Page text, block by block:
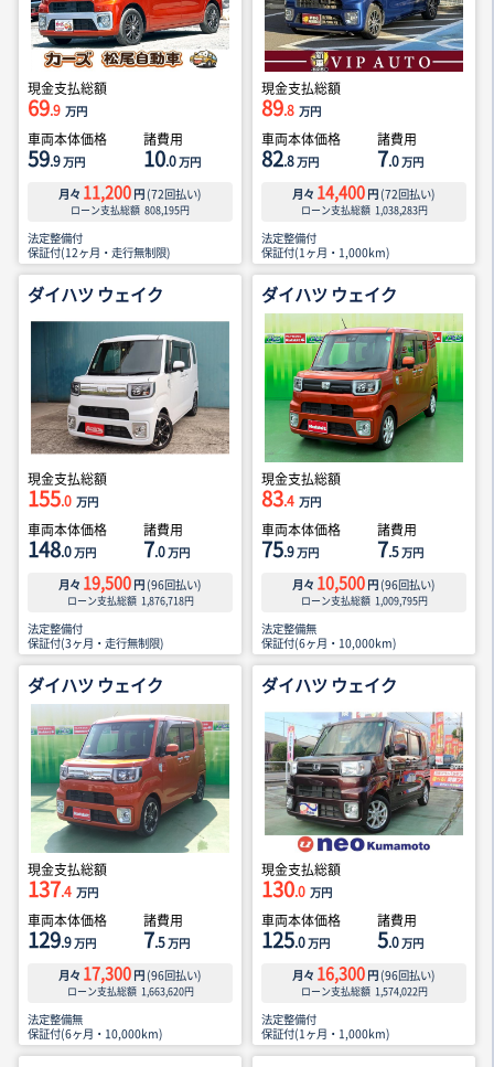
現金支払総額
69.9 万円
車両本体価格
59.9万円
諸費用
10.0万円
月々 11,200 円 (72回払い)
ローン支払総額 808,195円
法定整備付
保証付(12ヶ月・走行無制限)
現金支払総額
89.8 万円
車両本体価格
82.8万円
諸費用
7.0万円
月々 14,400 円 (72回払い)
ローン支払総額 1,038,283円
法定整備付
保証付(1ヶ月・1,000km)
ダイハツ ウェイク
現金支払総額
155.0 万円
車両本体価格
148.0万円
諸費用
7.0万円
月々 19,500 円 (96回払い)
ローン支払総額 1,876,718円
法定整備付
保証付(3ヶ月・走行無制限)
ダイハツ ウェイク
現金支払総額
83.4 万円
車両本体価格
75.9万円
諸費用
7.5万円
月々 10,500 円 (96回払い)
ローン支払総額 1,009,795円
法定整備無
保証付(6ヶ月・10,000km)
ダイハツ ウェイク
現金支払総額
137.4 万円
車両本体価格
129.9万円
諸費用
7.5万円
月々 17,300 円 (96回払い)
ローン支払総額 1,663,620円
法定整備無
保証付(6ヶ月・10,000km)
ダイハツ ウェイク
現金支払総額
130.0 万円
車両本体価格
125.0万円
諸費用
5.0万円
月々 16,300 円 (96回払い)
ローン支払総額 1,574,022円
法定整備付
保証付(1ヶ月・1,000km)